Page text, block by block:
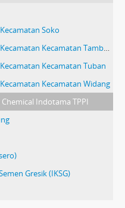
Soko
Kecamatan Tambakboyo
Kecamatan Tuban
Kecamatan Widang
Indotama TPPI
Gresik (IKSG)